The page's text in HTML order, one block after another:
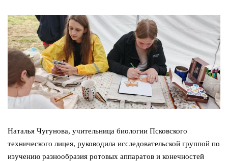
Наталья Чугунова, учительница биологии Псковского
технического лицея, руководила исследовательской группой по
изучению разнообразия ротовых аппаратов и конечностей